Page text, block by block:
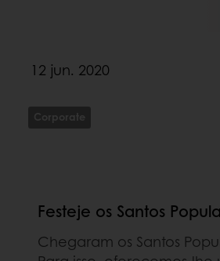
12 jun. 2020
Corporate
Festeje os Santos
Chegaram os Santos